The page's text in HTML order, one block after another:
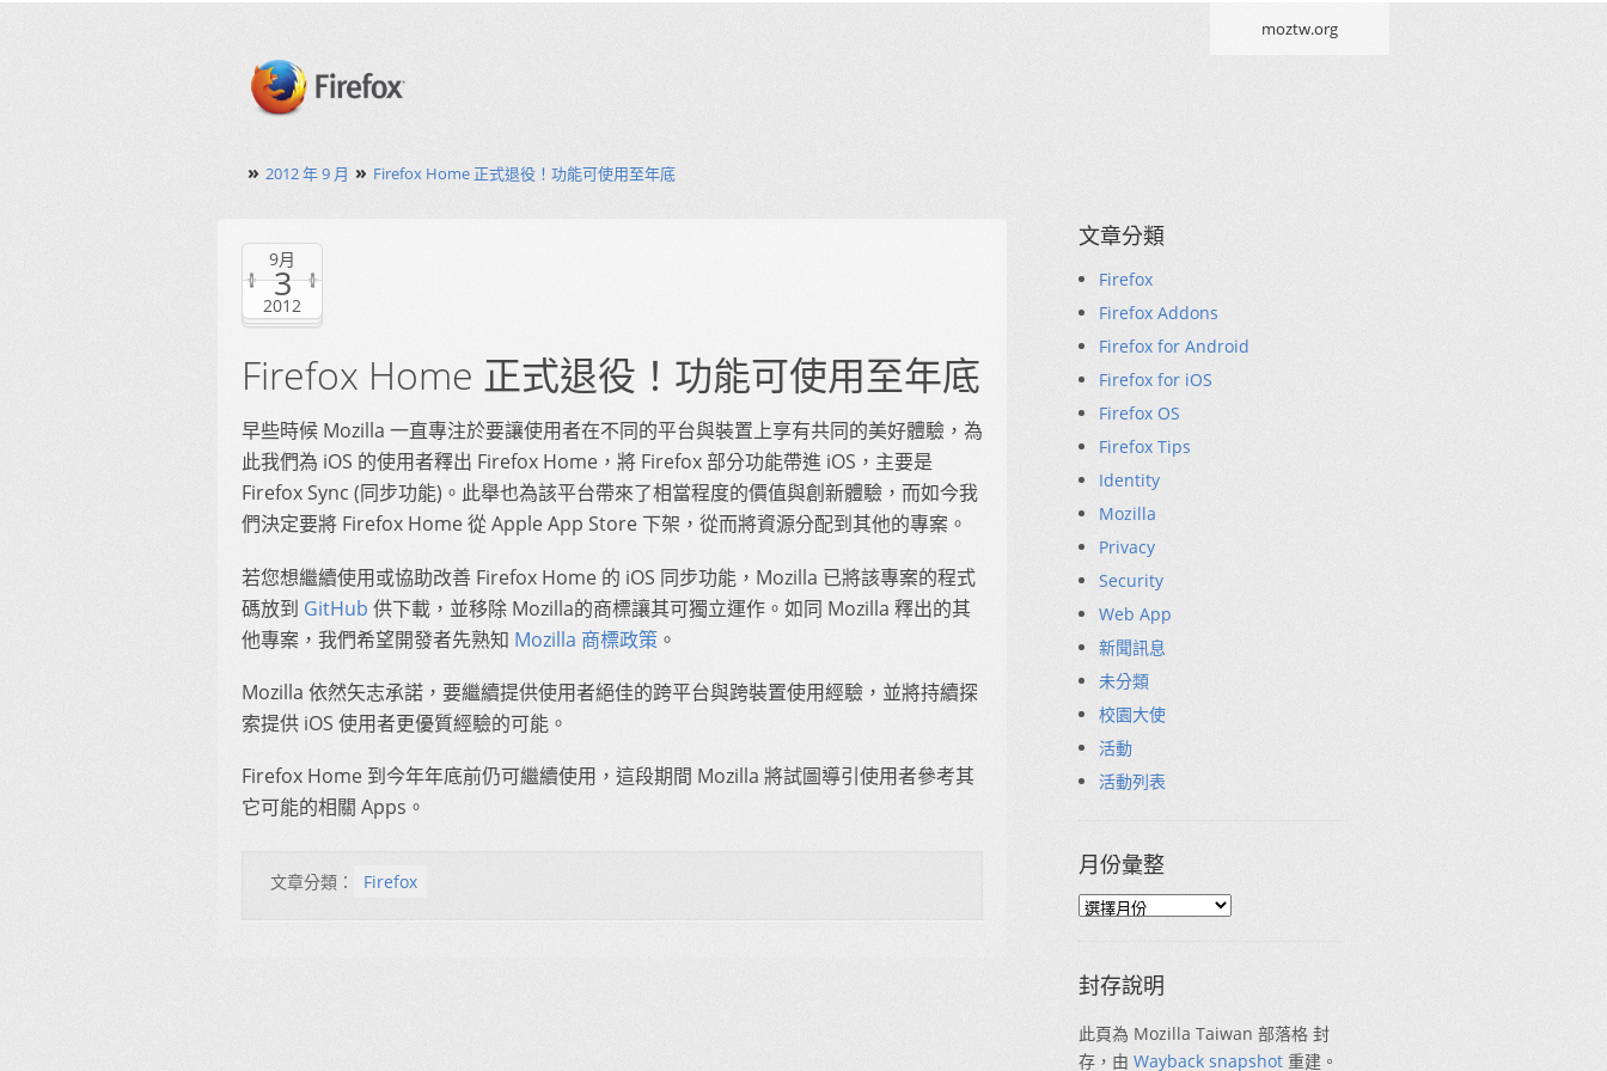
moztw.org
» 2012 年 9 月 » Firefox Home 正式退役！功能可使用至年底
9月
3
2012
Firefox Home 正式退役！功能可使用至年底
早些時候 Mozilla 一直專注於要讓使用者在不同的平台與裝置上享有共同的美好體驗，為
此我們為 iOS 的使用者釋出 Firefox Home，將 Firefox 部分功能帶進 iOS，主要是
Firefox Sync (同步功能)。此舉也為該平台帶來了相當程度的價值與創新體驗，而如今我
們決定要將 Firefox Home 從 Apple App Store 下架，從而將資源分配到其他的專案。
若您想繼續使用或協助改善 Firefox Home 的 iOS 同步功能，Mozilla 已將該專案的程式
碼放到 GitHub 供下載，並移除 Mozilla的商標讓其可獨立運作。如同 Mozilla 釋出的其
他專案，我們希望開發者先熟知 Mozilla 商標政策 。
Mozilla 依然矢志承諾，要繼續提供使用者絕佳的跨平台與跨裝置使用經驗，並將持續探
索提供 iOS 使用者更優質經驗的可能。
Firefox Home 到今年年底前仍可繼續使用，這段期間 Mozilla 將試圖導引使用者參考其
它可能的相關 Apps。
文章分類： Firefox
文章分類
Firefox
Firefox Addons
Firefox for Android
Firefox for iOS
Firefox OS
Firefox Tips
Identity
Mozilla
Privacy
Security
Web App
新聞訊息
未分類
校園大使
活動
活動列表
月份彙整
封存說明
此頁為 Mozilla Taiwan 部落格 封
存，由 Wayback snapshot 重建。